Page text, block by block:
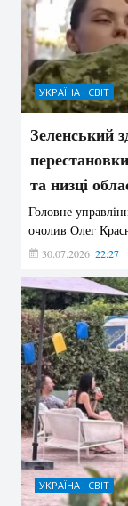
УКРАЇНА І СВІТ
Зеленський
та низці
Головне
очолив Олег
30.07.2026 22:27
УКРАЇНА І СВІТ